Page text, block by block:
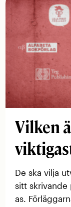
Vilken
De ska vilja
sitt skrivande
as.